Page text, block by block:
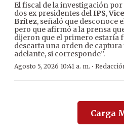
El fiscal de la investigación
dos ex presidentes delIPS,
Brítez, señaló que desconoce
pero que afirmó a la prensa
dijeron que el primero estaría
descarta una orden de
adelante, si corresponde”.
Agosto 5, 2026 10:41 a. m. ·
Carga